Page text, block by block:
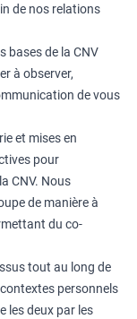
de nos relations
bases de la CNV
à observer,
de vous
et mises en
pour
CNV. Nous
de manière à
du co-
tout au long de
personnels
les deux par les